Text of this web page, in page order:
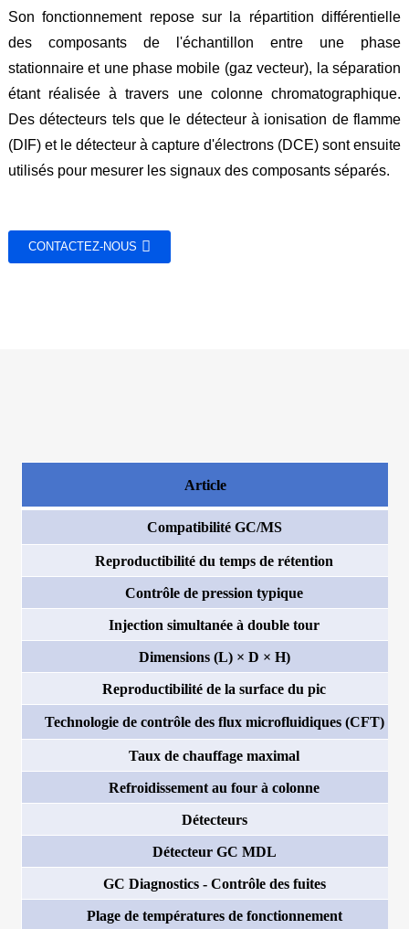
Son fonctionnement repose sur la répartition différentielle
des composants de l'échantillon entre une phase
stationnaire et une phase mobile (gaz vecteur), la séparation
étant réalisée à travers une colonne chromatographique.
Des détecteurs tels que le détecteur à ionisation de flamme
(DIF) et le détecteur à capture d'électrons (DCE) sont ensuite
utilisés pour mesurer les signaux des composants séparés.
CONTACTEZ-NOUS
Article
Compatibilité GC/MS
Reproductibilité du temps de rétention
Contrôle de pression typique
Injection simultanée à double tour
Dimensions (L) × D × H)
Reproductibilité de la surface du pic
Technologie de contrôle des flux microfluidiques (CFT)
Taux de chauffage maximal
Refroidissement au four à colonne
Détecteurs
Détecteur GC MDL
GC Diagnostics - Contrôle des fuites
Plage de températures de fonctionnement